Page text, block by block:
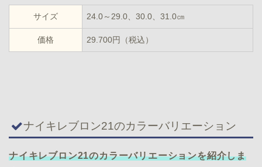
サイズ 24.0～29.0、30.0、31.0㎝
価格 29.700円（税込）
ナイキレブロン21のカラーバリエーション
ナイキレブロン21のカラーバリエーションを紹介しま